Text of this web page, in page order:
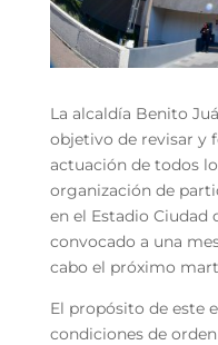
La alcaldía Benito
objetivo de revisar y
actuación de todos
organización de
en el Estadio Ciudad
convocado a una
cabo el próximo
El propósito de este
condiciones de